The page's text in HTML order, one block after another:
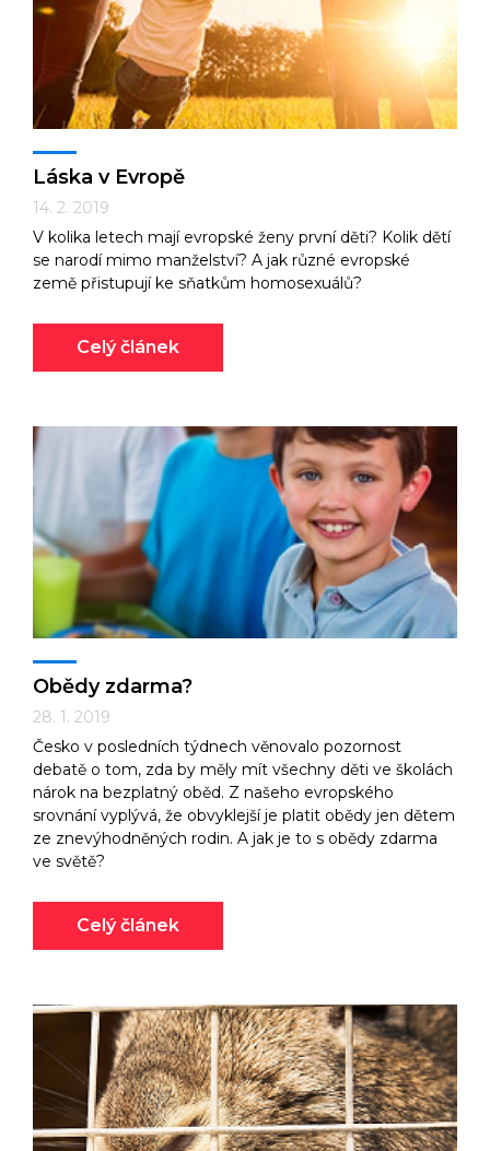
Láska v Evropě
14. 2. 2019
V kolika letech mají evropské ženy první děti? Kolik dětí
se narodí mimo manželství? A jak různé evropské
země přistupují ke sňatkům homosexuálů?
Celý článek
Obědy zdarma?
28. 1. 2019
Česko v posledních týdnech věnovalo pozornost
debatě o tom, zda by měly mít všechny děti ve školách
nárok na bezplatný oběd. Z našeho evropského
srovnání vyplývá, že obvyklejší je platit obědy jen dětem
ze znevýhodněných rodin. A jak je to s obědy zdarma
ve světě?
Celý článek